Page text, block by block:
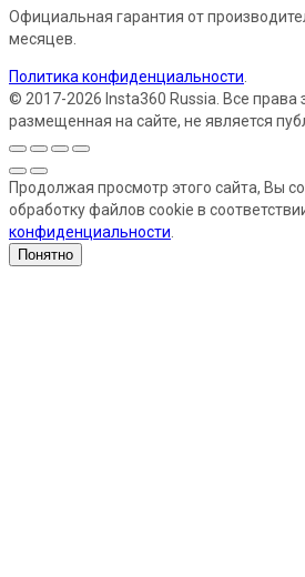
Официальная гарантия от
месяцев.
Политика конфиденциальности
© 2017-2026 Insta360 Russia. Все
размещенная на сайте, не является
Продолжая просмотр этого сайта, Вы
обработку файлов cookie в
конфиденциальности
Понятно